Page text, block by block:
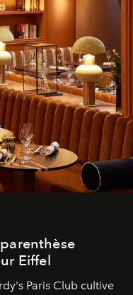
Eiffel
Paris Club cultive